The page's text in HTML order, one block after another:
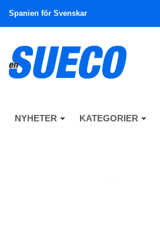
Spanien för Svenskar
NYHETER KATEGORIER